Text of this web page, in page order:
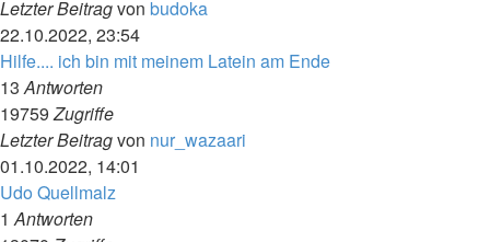
Letzter Beitragvon budoka
22.10.2022, 23:54
Hilfe.... ich bin mit meinem Latein am Ende
13Antworten
19759Zugriffe
Letzter Beitragvon nur_wazaari
01.10.2022, 14:01
Udo Quellmalz
1Antworten